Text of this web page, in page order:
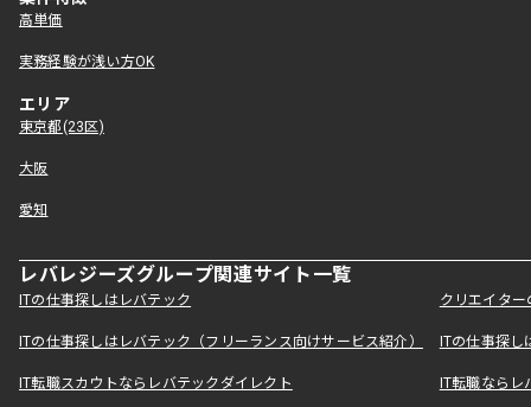
高単価
実務経験が浅い方OK
エリア
東京都(23区)
大阪
愛知
レバレジーズグループ関連サイト一覧
ITの仕事探しはレバテック クリエイタ
ITの仕事探しはレバテック（フリーランス向けサービス紹介） ITの仕事探
IT転職スカウトならレバテックダイレクト IT転職なら